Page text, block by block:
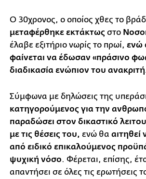
Ο 30χρονος, ο οποίος χθες το
μεταφέρθηκε εκτάκτως στο
έλαβε εξιτήριο νωρίς το πρωί, ενώ
φαίνεται να έδωσαν «πράσινο
διαδικασία ενώπιον του
Σύμφωνα με δηλώσεις της
κατηγορούμενος για την
παραδώσει στον δικαστικό
με τις θέσεις του, ενώ θα αιτηθεί
από ειδικό επικαλούμενος
ψυχική νόσο. Φέρεται, επίσης,
απαντήσει σε όλες τις ερωτήσεις